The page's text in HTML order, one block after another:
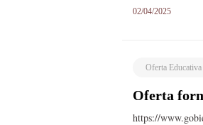
02/04/2025
Oferta Educativa
Oferta
https://